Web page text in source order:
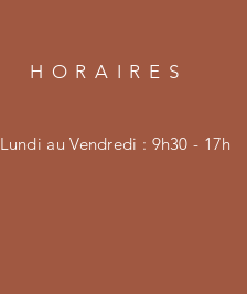
HORAIRES
Lundi au Vendredi : 9h30 - 17h